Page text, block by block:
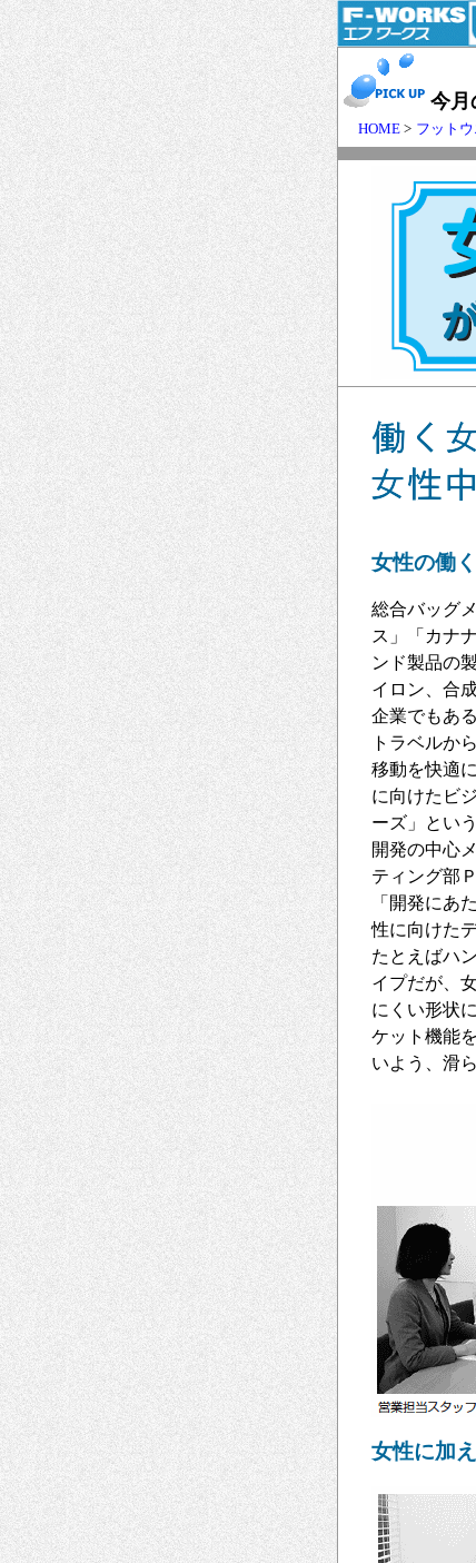
今月
HOME > フット
女性の働
総合バッグ
ス」「カナ
ンド製品の
イロン、合
企業でもある
トラベルか
移動を快適
に向けたビ
ーズ」とい
開発の中心
ティング部
「開発にあ
性に向けた
たとえばハ
イプだが、
にくい形状
ケット機能
いよう、滑
女性に加